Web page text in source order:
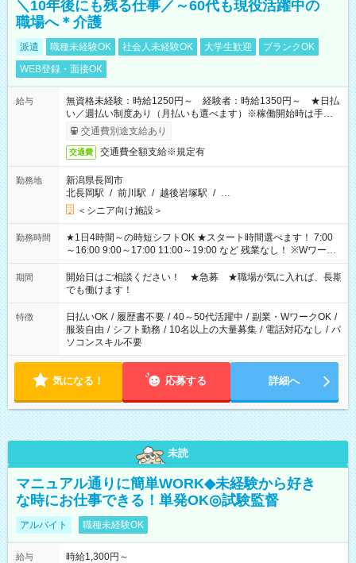
＼10年後にも残る仕事／～60代も現役活躍中の
職場へ＊介護
派遣 職種未経験OK 社会人未経験OK 大学生歓迎
ブランクOK
WEB登録・面接OK
給与
無資格未経験：時給1250円～ 経験者：時給1350円～ ★日払
い／週払い制度あり（月払いも選べます）※稼働開始時は手続き
完了次第のお支払いとなります。
交通費別途支給あり
交通費 交通費全額支給※規定有
勤務地
新潟県長岡市
北長岡駅 / 前川駅 / 越後岩塚駅 / …
＜シニア向け施設＞
勤務時間
★1日4時間～の時短シフトOK ★スタート時間選べます！ 7:00
～16:00 9:00～17:00 11:00～19:00 など 残業なし！ ※Wワーク
の場合、他のお仕事と合わせ週40時間超の就業はご案内できま
せん ※法令に基づき、週20時間以上勤務は社会保険への加入対
象となります ※労働者派遣法（日雇い派遣の原則禁止）によ
り、短時間・短期間の就業はご案内が難しい場合があります
期間
開始日はご相談ください！ ★急募 ★職場が気に入れば、長期
でも働けます！
特徴 日払いOK / 履歴書不要 / 40～50代活躍中 / 副業・WワークOK /
服装自由 / シフト勤務 / 10名以上の大量募集 / 電話対応なし / パ
ソコンスキル不要
気になる！ 応募する 詳細へ
未読
マニュアル通りに簡単WORK◆未経験から好き
な時にお仕事できる！単発OK◎試験監督
アルバイト 職種未経験OK
給与
時給1,300円～